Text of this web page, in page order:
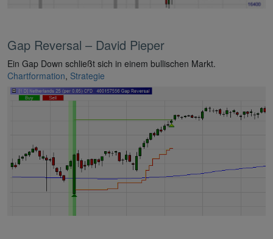
Gap Reversal – David Pieper
Ein Gap Down schließt sich in einem bullischen Markt.
Chartformation, Strategie